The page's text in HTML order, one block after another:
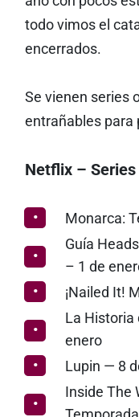
todo vimos el
encerrados.
Se vienen series
entrañables para
Netflix – Series
Monarca:
Guía
– 1 de
¡Nailed It!
La
enero
Lupin — 8
Inside The